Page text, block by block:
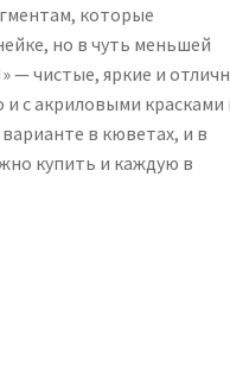
которые
но в чуть меньшей
— чистые, яркие и
с акриловыми красками
в кюветах, и в
купить и каждую в